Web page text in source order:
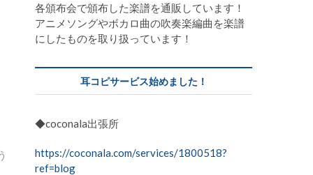
各頒布会で頒布した楽譜を通販しています！
アニメソングやボカロ曲の吹奏楽編曲を楽譜
にしたものを取り扱っています！
耳コピサービス始めました！
◆coconala出張所
https://coconala.com/services/1800518?
ref=blog